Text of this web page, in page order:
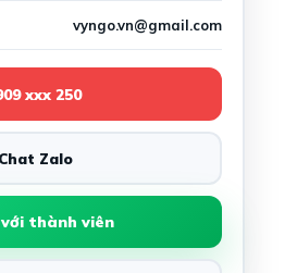
vyngo.vn@gmail.com
xxx 250
Zalo
thành viên